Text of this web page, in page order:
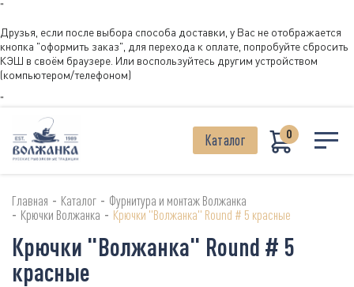
"
Друзья, если после выбора способа доставки, у Вас не отображается
кнопка "оформить заказ", для перехода к оплате, попробуйте сбросить
КЭШ в своём браузере. Или воспользуйтесь другим устройством
(компьютером/телефоном)
"
Каталог 0
Главная - Каталог - Фурнитура и монтаж Волжанка
- Крючки Волжанка - Крючки "Волжанка" Round # 5 красные
Крючки "Волжанка" Round # 5
красные